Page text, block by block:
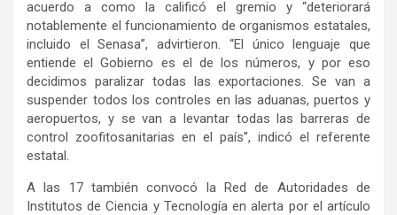
acuerdo a como la calificó el gremio y “deteriorará
notablemente el funcionamiento de organismos estatales,
incluido el Senasa”, advirtieron. “El único lenguaje que
entiende el Gobierno es el de los números, y por eso
decidimos paralizar todas las exportaciones. Se van a
suspender todos los controles en las aduanas, puertos y
aeropuertos, y se van a levantar todas las barreras de
control zoofitosanitarias en el país”, indicó el referente
estatal.
A las 17 también convocó la Red de Autoridades de
Institutos de Ciencia y Tecnología en alerta por el artículo